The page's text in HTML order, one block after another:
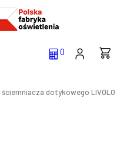
0
ściemniacza dotykowego LIVOLO